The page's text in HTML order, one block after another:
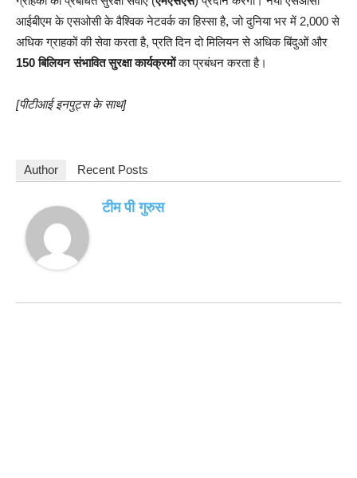
आईबीएम के एसओसी के वैश्विक नेटवर्क का हिस्सा है, जो दुनिया भर में 2,000 से
अधिक ग्राहकों की सेवा करता है, प्रति दिन दो मिलियन से अधिक बिंदुओं और
150 बिलियन संभावित सुरक्षा कार्यक्रमोंका प्रबंधन करता है।
[पीटीआई इनपुट्स के साथ]
Author Recent Posts
टीम पी गुरुस